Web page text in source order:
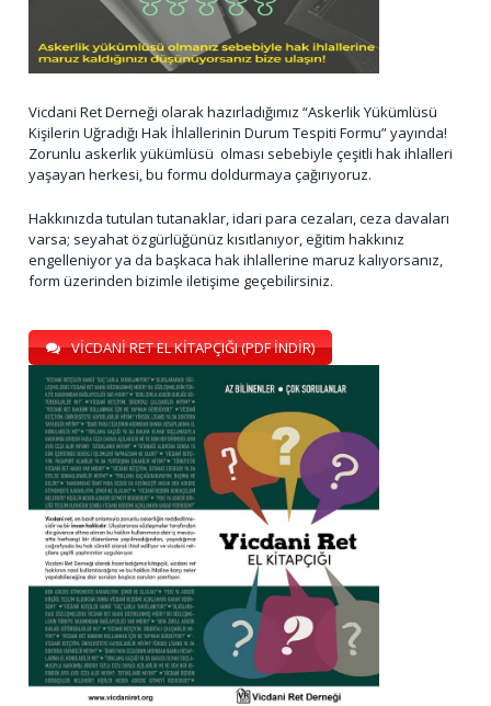
Vicdani Ret Derneği olarak hazırladığımız “Askerlik Yükümlüsü
Kişilerin Uğradığı Hak İhlallerinin Durum Tespiti Formu” yayında!
Zorunlu askerlik yükümlüsü olması sebebiyle çeşitli hak ihlalleri
yaşayan herkesi, bu formu doldurmaya çağırıyoruz.
Hakkınızda tutulan tutanaklar, idari para cezaları, ceza davaları
varsa; seyahat özgürlüğünüz kısıtlanıyor, eğitim hakkınız
engelleniyor ya da başkaca hak ihlallerine maruz kalıyorsanız,
form üzerinden bizimle iletişime geçebilirsiniz.
VİCDANİ RET EL KİTAPÇIĞI (PDF İNDİR)